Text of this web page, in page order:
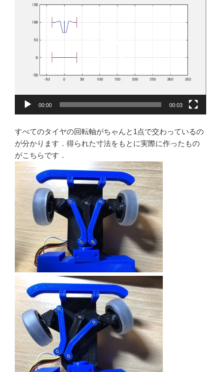
00:00 00:03
すべてのタイヤの回転軸がちゃんと1点で交わっているの
が分かります．得られた寸法をもとに実際に作ったもの
がこちらです．